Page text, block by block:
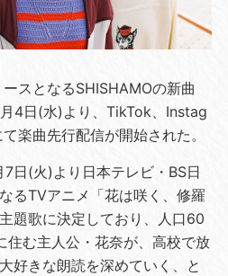
スとなるSHISHAMOの新曲
月4日(水)より、TikTok、Instag
楽曲先行配信が開始された。
日(火)より日本テレビ・BS日
るTVアニメ「花は咲く、修羅
題歌に決定しており、人口60
住む主人公・花奈が、高校で放
好きな朗読を深めていく、と